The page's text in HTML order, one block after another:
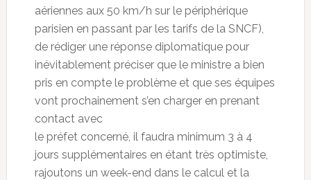
aériennes aux 50 km/h sur le périphérique
parisien en passant par les tarifs de la SNCF),
de rédiger une réponse diplomatique pour
inévitablement préciser que le ministre a bien
pris en compte le problème et que ses équipes
vont prochainement s’en charger en prenant
contact avec
le préfet concerné, il faudra minimum 3 à 4
jours supplémentaires en étant très optimiste,
rajoutons un week-end dans le calcul et la